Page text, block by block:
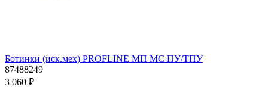
Ботинки (иск.мех) PROFLINE МП МС ПУ/ТПУ
87488249
3 060 ₽